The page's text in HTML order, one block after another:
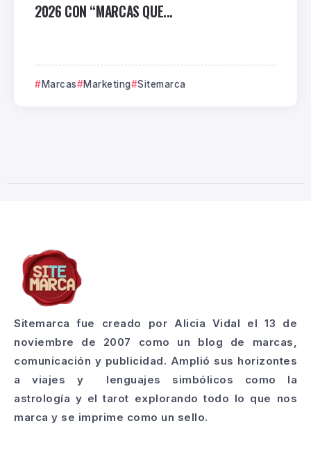
2026 CON “MARCAS QUE...
Marcas Marketing Sitemarca
Sitemarca fue creado por Alicia Vidal el 13 de
noviembre de 2007 como un blog de marcas,
comunicación y publicidad. Amplió sus horizontes
a viajes y lenguajes simbólicos como la
astrología y el tarot explorando todo lo que nos
marca y se imprime como un sello.